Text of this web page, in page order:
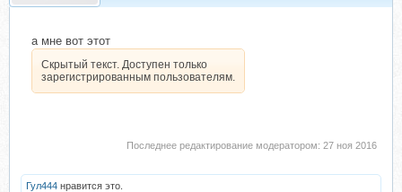
а мне вот этот
Скрытый текст. Доступен только
зарегистрированным пользователям.
Последнее редактирование модератором: 27 ноя 2016
Гул444 нравится это.